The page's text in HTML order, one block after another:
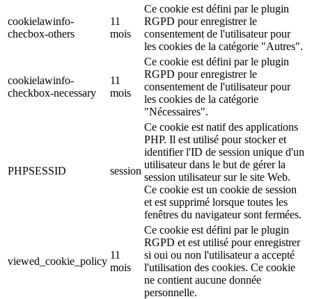
cookielawinfo-
checbox-others
11
mois
Ce cookie est défini par le plugin
RGPD pour enregistrer le
consentement de l'utilisateur pour
les cookies de la catégorie "Autres".
cookielawinfo-
checkbox-necessary
11
mois
Ce cookie est défini par le plugin
RGPD pour enregistrer le
consentement de l'utilisateur pour
les cookies de la catégorie
"Nécessaires".
PHPSESSID session
Ce cookie est natif des applications
PHP. Il est utilisé pour stocker et
identifier l'ID de session unique d'un
utilisateur dans le but de gérer la
session utilisateur sur le site Web.
Ce cookie est un cookie de session
et est supprimé lorsque toutes les
fenêtres du navigateur sont fermées.
viewed_cookie_policy
11
mois
Ce cookie est défini par le plugin
RGPD et est utilisé pour enregistrer
si oui ou non l'utilisateur a accepté
l'utilisation des cookies. Ce cookie
ne contient aucune donnée
personnelle.